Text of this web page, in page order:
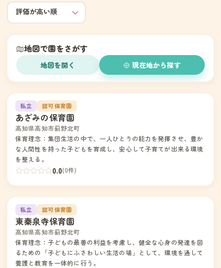
地図で園をさがす
地図を開く 現在地から探す
1私立 認可保育園
あざみの保育園
高知県高知市薊野北町
保育理念：集団生活の中で、一人ひとりの能力を発揮させ、豊か
な人間性を持った子どもを育成し、安心して子育てが出来る環境
を整える。
0.0(0件)
2私立 認可保育園
東秦泉寺保育園
高知県高知市薊野北町
保育理念：子どもの最善の利益を考慮し、健全な心身の発達を図
るための「子どもにふさわしい生活の場」として、環境を通して
養護と教育を一体的に行う。